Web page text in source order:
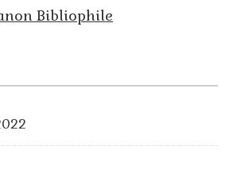
Bibliophile